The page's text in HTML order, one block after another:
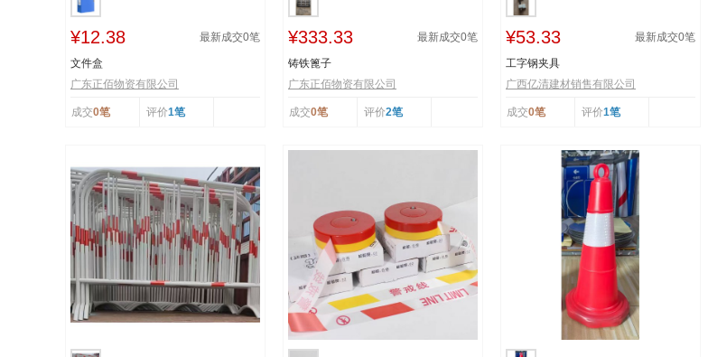
¥12.38 最新成交0笔
文件盒
广东正佰物资有限公司
成交0笔 评价1笔
¥333.33 最新成交0笔
铸铁篦子
广东正佰物资有限公司
成交0笔 评价2笔
¥53.33 最新成交0笔
工字钢夹具
广西亿清建材销售有限公司
成交0笔 评价1笔